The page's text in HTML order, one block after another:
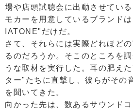
場や店頭試聴会に出動させてい
モカーを用意しているブランド
IATONE"だけだ。
さて、それらには実際どれほど
るのだろうか。そこのところを
うな取材を実行した。耳の肥え
ター"たちに直撃し、彼らがその
を聞いてきた。
向かった先は、数あるサウンド